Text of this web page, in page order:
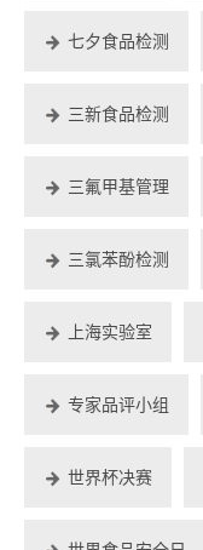
七夕食品检测
三新食品检测
三氟甲基管理
三氯苯酚检测
上海实验室
专家品评小组
世界杯决赛